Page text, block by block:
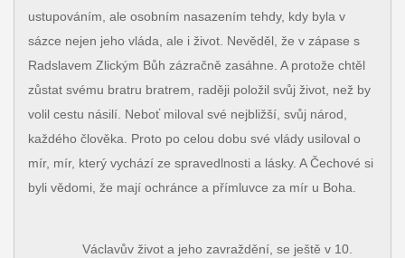
ustupováním, ale osobním nasazením tehdy, kdy byla v
sázce nejen jeho vláda, ale i život. Nevěděl, že v zápase s
Radslavem Zlickým Bůh zázračně zasáhne. A protože chtěl
zůstat svému bratru bratrem, raději položil svůj život, než by
volil cestu násilí. Neboť miloval své nejbližší, svůj národ,
každého člověka. Proto po celou dobu své vlády usiloval o
mír, mír, který vychází ze spravedlnosti a lásky. A Čechové si
byli vědomi, že mají ochránce a přímluvce za mír u Boha.
Václavův život a jeho zavraždění, se ještě v 10.